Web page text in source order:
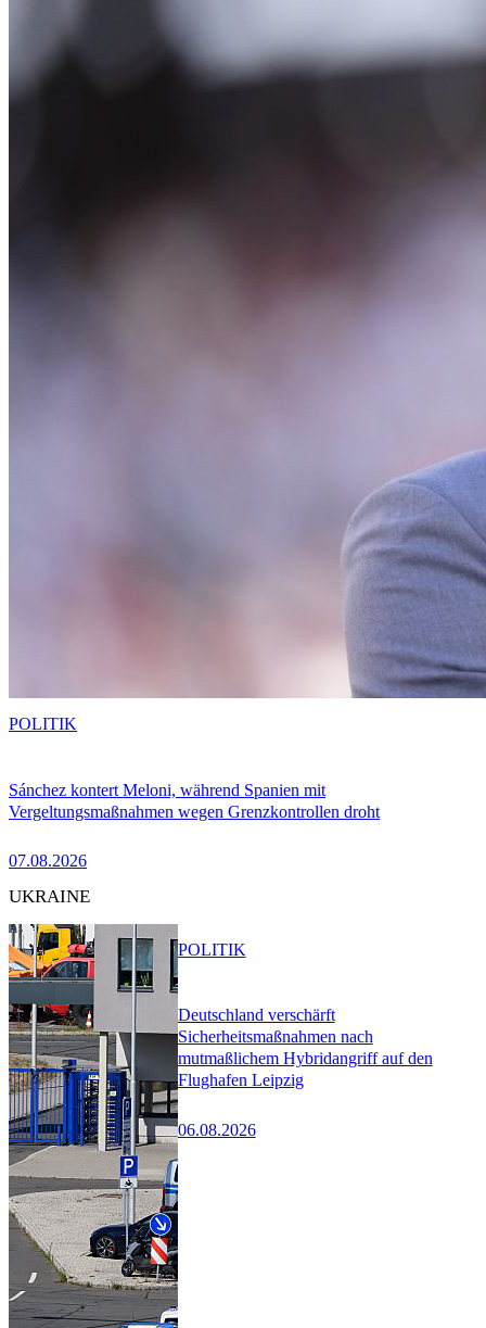
Sánchez kontert Meloni, während Spanien mit
Vergeltungsmaßnahmen wegen Grenzkontrollen droht
07.08.2026
POLITIK
UKRAINE
Deutschland verschärft
Sicherheitsmaßnahmen nach
mutmaßlichem Hybridangriff auf den
Flughafen Leipzig
06.08.2026
POLITIK